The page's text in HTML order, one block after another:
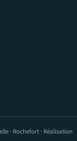
· Rochefort · Réalisation